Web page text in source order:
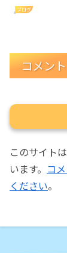
ブログ
コメント
このサイト
います。 コ
ください。